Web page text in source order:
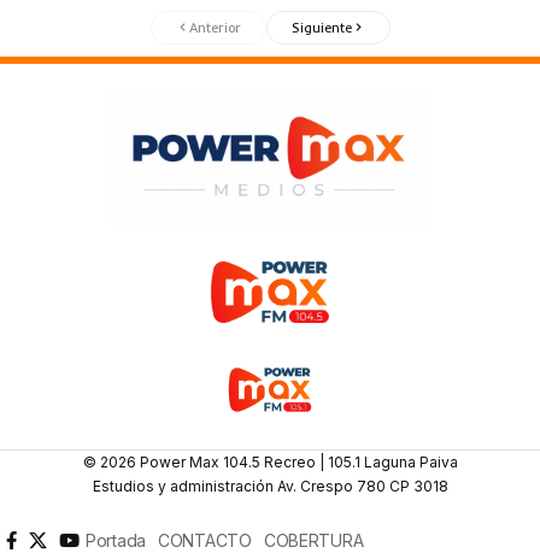
Anterior Siguiente
© 2026 Power Max 104.5 Recreo | 105.1 Laguna Paiva
Estudios y administración Av. Crespo 780 CP 3018
Portada CONTACTO COBERTURA